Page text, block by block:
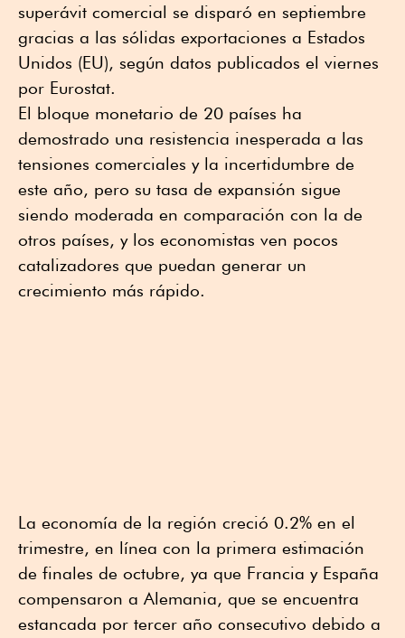
superávit comercial se disparó en septiembre
gracias a las sólidas exportaciones a Estados
Unidos (EU), según datos publicados el viernes
por Eurostat.
El bloque monetario de 20 países ha
demostrado una resistencia inesperada a las
tensiones comerciales y la incertidumbre de
este año, pero su tasa de expansión sigue
siendo moderada en comparación con la de
otros países, y los economistas ven pocos
catalizadores que puedan generar un
crecimiento más rápido.
La economía de la región creció 0.2% en el
trimestre, en línea con la primera estimación
de finales de octubre, ya que Francia y España
compensaron a Alemania, que se encuentra
estancada por tercer año consecutivo debido a